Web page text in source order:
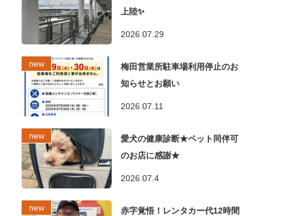
上陸✨
2026.07.29
梅田営業所駐車場利用停止のお
知らせとお願い
2026.07.11
愛犬の健康診断★ペット同伴可
のお店に感謝★
2026.07.4
赤字覚悟！レンタカー代12時間